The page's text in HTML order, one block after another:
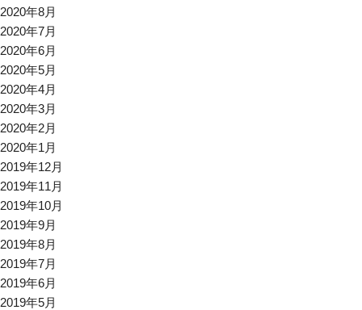
2020年8月
2020年7月
2020年6月
2020年5月
2020年4月
2020年3月
2020年2月
2020年1月
2019年12月
2019年11月
2019年10月
2019年9月
2019年8月
2019年7月
2019年6月
2019年5月